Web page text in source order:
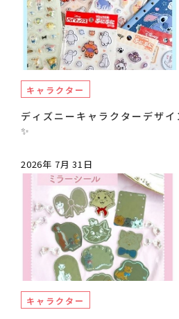
キャラクター
ディズニーキャラクターデザ
✨
2026年 7月 31日
キャラクター